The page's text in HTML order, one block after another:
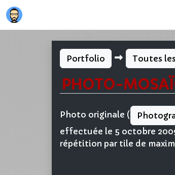
Portfolio Toutes
PHOTO-
Photo originale (
effectuée le 5 octobre
répétition par tile de